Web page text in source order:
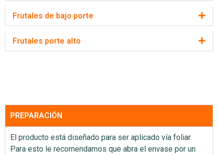
Frutales de bajo porte
Frutales porte alto
PREPARACIÓN
El producto está diseñado para ser aplicado vía foliar.
Para esto le recomendamos que abra el envase por un